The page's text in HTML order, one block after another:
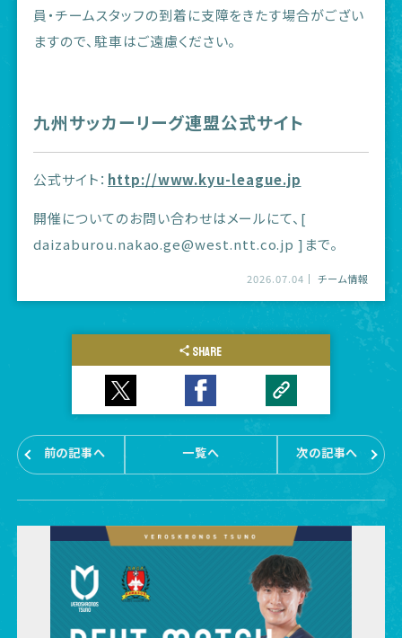
員・チームスタッフの到着に支障をきたす場合がござい
ますので、駐車はご遠慮ください。
九州サッカーリーグ連盟公式サイト
公式サイト： http://www.kyu-league.jp
開催についてのお問い合わせはメールにて、[
daizaburou.nakao.ge@west.ntt.co.jp ]まで。
2026.07.04 チーム情報
SHARE
前の記事へ 一覧へ 次の記事へ